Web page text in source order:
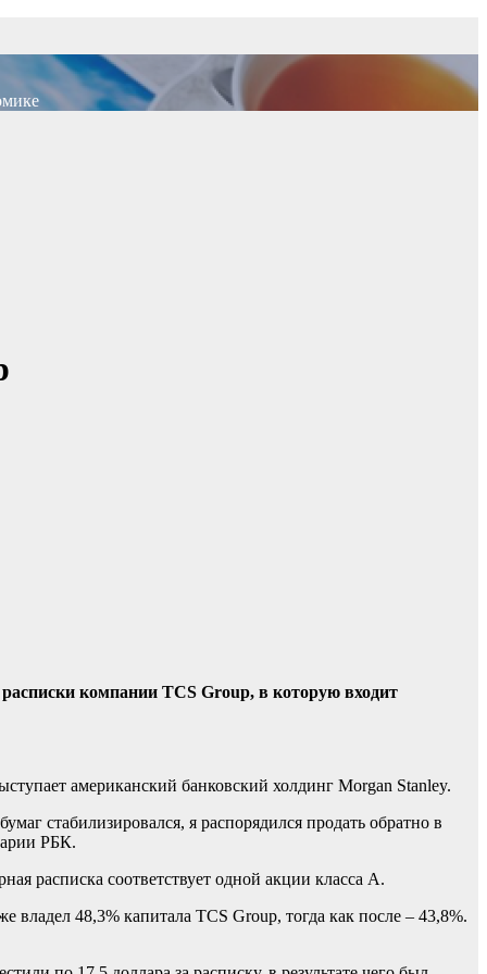
компании TCS Group, в которую входит
американский банковский холдинг Morgan Stanley.
стабилизировался, я распорядился продать обратно в
РБК.
расписка соответствует одной акции класса A.
48,3% капитала TCS Group, тогда как после – 43,8%.